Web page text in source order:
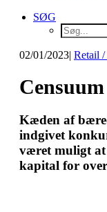
SØG
02/01/2023| Retail
Kæden af
indgivet
været muligt at
kapital for